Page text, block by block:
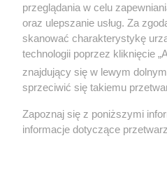
przeglądania w celu
oraz ulepszanie usług. Za
skanować charakterystykę
technologii poprzez kliknięcie
znajdujący się w lewym
sprzeciwić się takiemu
Zapoznaj się z poniższymi
informacje dotyczące